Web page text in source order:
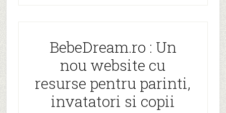
BebeDream.ro : Un
nou website cu
resurse pentru parinti,
invatatori si copii